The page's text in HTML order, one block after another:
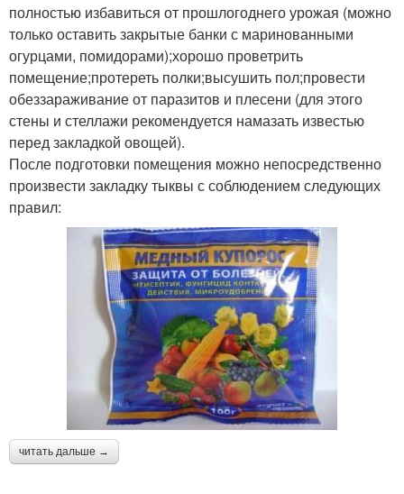
полностью избавиться от прошлогоднего урожая (можно
только оставить закрытые банки с маринованными
огурцами, помидорами);хорошо проветрить
помещение;протереть полки;высушить пол;провести
обеззараживание от паразитов и плесени (для этого
стены и стеллажи рекомендуется намазать известью
перед закладкой овощей).
После подготовки помещения можно непосредственно
произвести закладку тыквы с соблюдением следующих
правил:
читать дальше →